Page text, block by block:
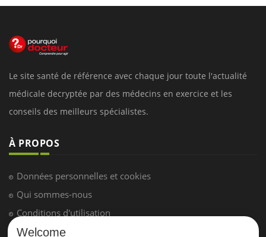
Le site santé de référence avec chaque jour toute l'actualité
médicale decryptée par des médecins en exercice et les
conseils des meilleurs spécialistes.
À PROPOS
Données personnelles et cookies
Qui sommes-nous
Conditions d'utilisation
Plan du site
Welcome